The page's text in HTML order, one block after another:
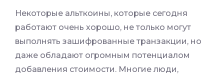
Некоторые альткоины, которые сегодня
работают очень хорошо, не только могут
выполнять зашифрованные транзакции, но
даже обладают огромным потенциалом
добавления стоимости. Многие люди,